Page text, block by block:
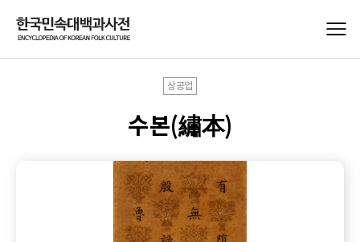
상공업
수본(繡本)